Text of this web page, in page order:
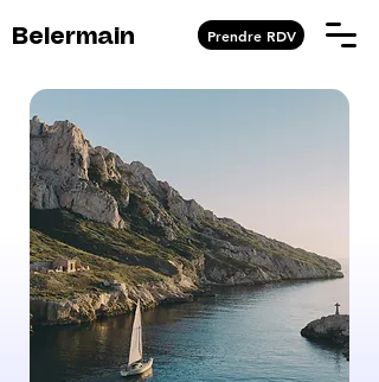
Belermain Prendre RDV